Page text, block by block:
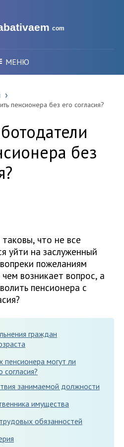
com
МЕНЮ
пенсионера без его согласия?
без
что не все
уйти на заслуженный
пожеланиям
чем возникает вопрос, а
пенсионера с
граждан
пенсионера могут ли
согласия?
занимаемой должности
имущества
обязанностей